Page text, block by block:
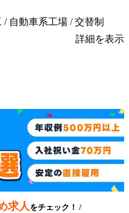
自動車系工場 / 交替制
詳細を表示
求人をチェック！ /